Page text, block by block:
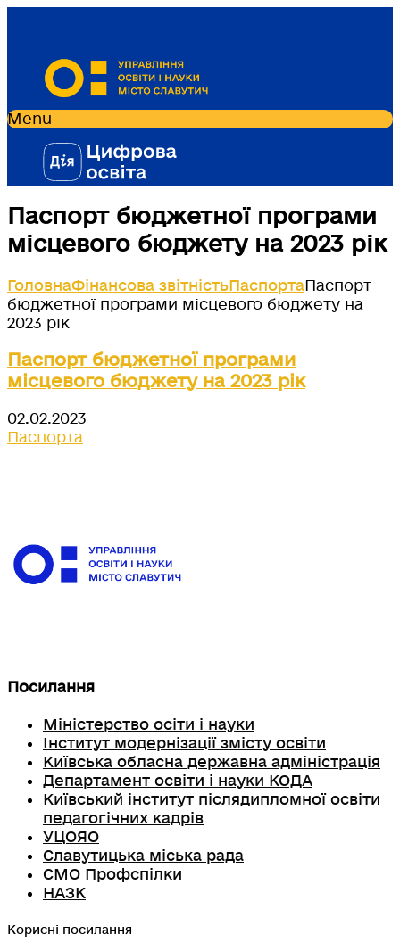
Menu
Паспорт бюджетної програми
місцевого бюджету на 2023 рік
ГоловнаФінансова звітністьПаспортаПаспорт
бюджетної програми місцевого бюджету на
2023 рік
Паспорт бюджетної програми
місцевого бюджету на 2023 рік
02.02.2023
Паспорта
Посилання
Міністерство осіти і науки
Інститут модернізації змісту освіти
Київська обласна державна адміністрація
Департамент освіти і науки КОДА
Київський інститут післядипломної освіти
педагогічних кадрів
УЦОЯО
Славутицька міська рада
СМО Профспілки
НАЗК
Корисні посилання